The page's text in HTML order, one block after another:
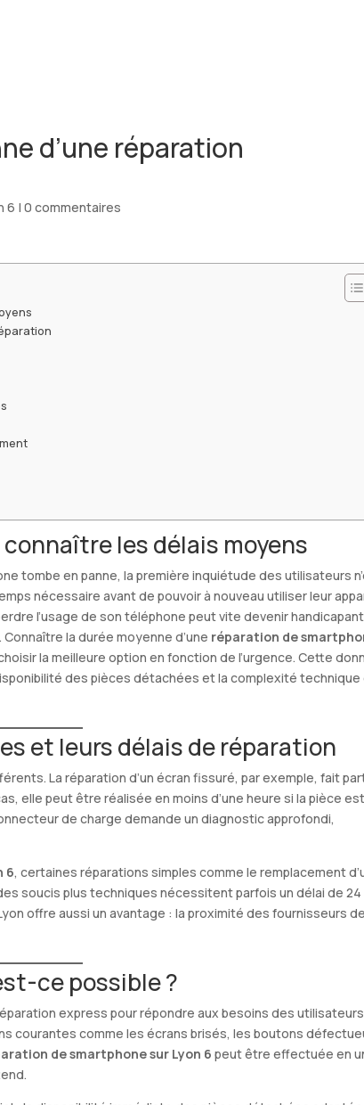
d’une réparation
6 |0 commentaires
les délais moyens
tombe en panne, la première inquiétude des utilisateurs
nécessaire avant de pouvoir à nouveau utiliser leur
l’usage de son téléphone peut vite devenir handicapant
la durée moyenne d’une réparation de
la meilleure option en fonction de l’urgence. Cette
des pièces détachées et la complexité technique
et leurs délais de réparation
La réparation d’un écran fissuré, par exemple, fait
elle peut être réalisée en moins d’une heure si la pièce
de charge demande un diagnostic approfondi,
6, certaines réparations simples comme le remplacement
soucis plus techniques nécessitent parfois un délai de 24
offre aussi un avantage : la proximité des fournisseurs de
ce possible ?
express pour répondre aux besoins des utilisateurs
courantes comme les écrans brisés, les boutons
de smartphone sur Lyon 6 peut être effectuée en